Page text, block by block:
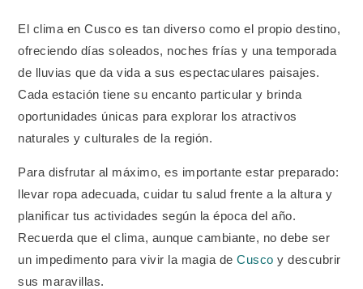
El clima en Cusco es tan diverso como el propio destino,
ofreciendo días soleados, noches frías y una temporada
de lluvias que da vida a sus espectaculares paisajes.
Cada estación tiene su encanto particular y brinda
oportunidades únicas para explorar los atractivos
naturales y culturales de la región.
Para disfrutar al máximo, es importante estar preparado:
llevar ropa adecuada, cuidar tu salud frente a la altura y
planificar tus actividades según la época del año.
Recuerda que el clima, aunque cambiante, no debe ser
un impedimento para vivir la magia deCusco y descubrir
sus maravillas.